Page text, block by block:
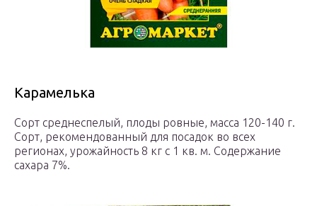
Карамелька
Сорт среднеcпелый, плоды ровные, масса 120-140 г.
Сорт, рекомендованный для посадок во всех
регионах, урожайность 8 кг с 1 кв. м. Содержание
сахара 7%.